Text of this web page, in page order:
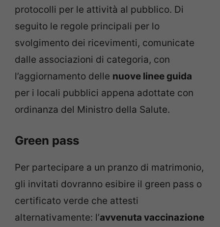
protocolli per le attività al pubblico. Di
seguito le regole principali per lo
svolgimento dei ricevimenti, comunicate
dalle associazioni di categoria, con
l’aggiornamento delle nuove linee guida
per i locali pubblici appena adottate con
ordinanza del Ministro della Salute.
Green pass
Per partecipare a un pranzo di matrimonio,
gli invitati dovranno esibire il green pass o
certificato verde che attesti
alternativamente: l’avvenuta vaccinazione